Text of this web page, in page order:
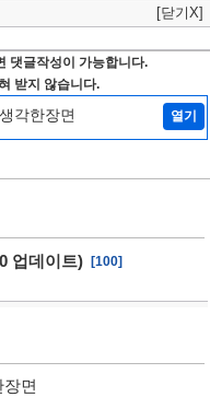
[닫기X]
댓글작성이 가능합니다.
받지 않습니다.
각한장면 열기
업데이트)
[100]
면